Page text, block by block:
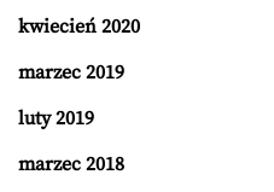
kwiecień 2020
marzec 2019
luty 2019
marzec 2018